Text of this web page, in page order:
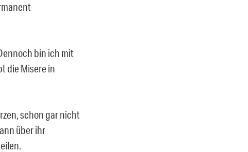
bin ich mit
die Misere in
schon gar nicht
über ihr